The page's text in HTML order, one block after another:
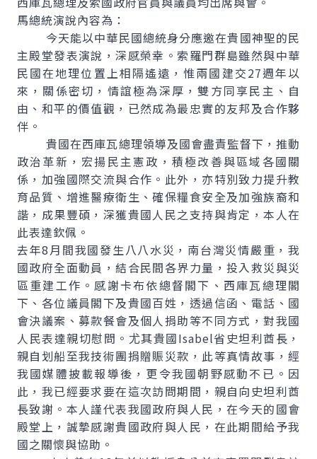
馬總統演說內容為：
今天能以中華民國總統身分應邀在貴國神聖的民
主殿堂發表演說，深感榮幸。索羅門群島雖然與中華
民國在地理位置上相隔遙遠，惟兩國建交27週年以
來，關係密切，情誼極為深厚，雙方同享民主、自
由、和平的價值觀，已然成為最忠實的友邦及合作夥
伴。
貴國在西庫瓦總理領導及國會盡責監督下，推動
政治革新，宏揚民主憲政，積極改善與區域各國關
係，加強國際交流與合作。此外，亦特別致力提升教
育品質、增進醫療衛生、確保糧食安全及加強族裔和
諧，成果豐碩，深獲貴國人民之支持與肯定，本人在
此表達欽佩。
去年8月間我國發生八八水災，南台灣災情嚴重，我
國政府全面動員，結合民間各界力量，投入救災與災
區重建工作。感謝卡布依總督閣下、西庫瓦總理閣
下、各位議員閣下及貴國百姓，透過信函、電話、國
會決議案、募款餐會及個人捐助等不同方式，對我國
人民表達親切慰問。尤其貴國Isabel省史坦利酋長，
親自划船至我技術團捐贈賑災款，此等真情故事，經
我國媒體披載報導後，更令我國朝野感動不已。因
此，我已經要求要在這次訪問期間，親自向史坦利酋
長致謝。本人謹代表我國政府與人民，在今天的國會
殿堂上，誠摯感謝貴國政府與人民，在此期間給予我
國之關懷與協助。